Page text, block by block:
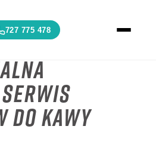
727 775 478
do Kawy